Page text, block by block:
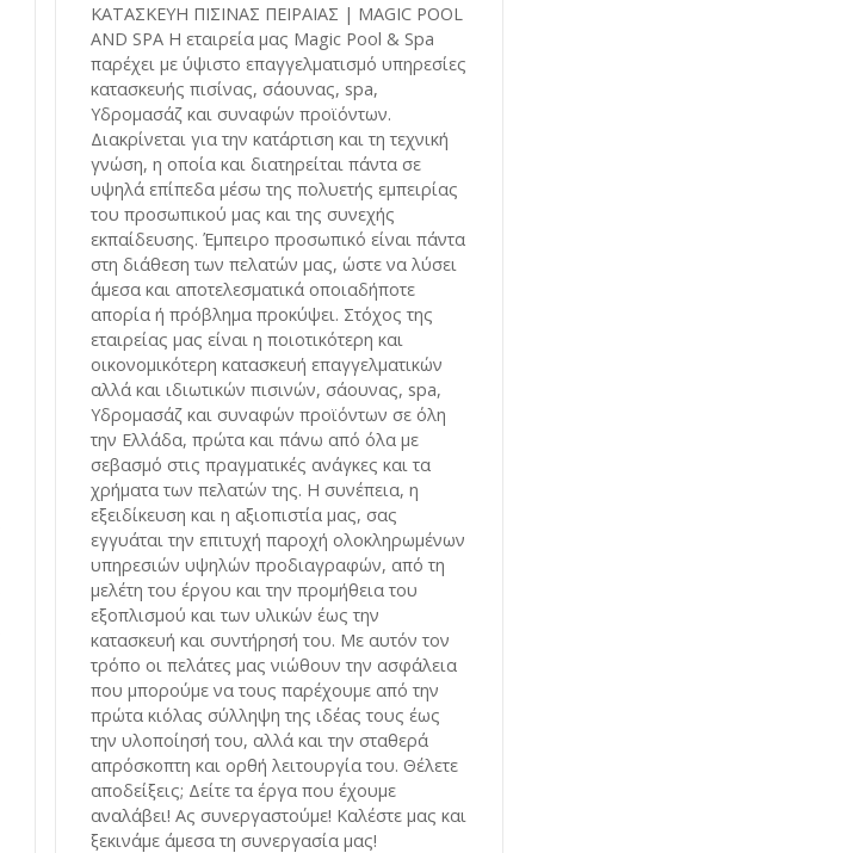
ΚΑΤΑΣΚΕΥΗ ΠΙΣΙΝΑΣ ΠΕΙΡΑΙΑΣ | MAGIC POOL
AND SPA Η εταιρεία μας Magic Pool & Spa
παρέχει με ύψιστο επαγγελματισμό υπηρεσίες
κατασκευής πισίνας, σάουνας, spa,
Υδρομασάζ και συναφών προϊόντων.
Διακρίνεται για την κατάρτιση και τη τεχνική
γνώση, η οποία και διατηρείται πάντα σε
υψηλά επίπεδα μέσω της πολυετής εμπειρίας
του προσωπικού μας και της συνεχής
εκπαίδευσης. Έμπειρο προσωπικό είναι πάντα
στη διάθεση των πελατών μας, ώστε να λύσει
άμεσα και αποτελεσματικά οποιαδήποτε
απορία ή πρόβλημα προκύψει. Στόχος της
εταιρείας μας είναι η ποιοτικότερη και
οικονομικότερη κατασκευή επαγγελματικών
αλλά και ιδιωτικών πισινών, σάουνας, spa,
Υδρομασάζ και συναφών προϊόντων σε όλη
την Ελλάδα, πρώτα και πάνω από όλα με
σεβασμό στις πραγματικές ανάγκες και τα
χρήματα των πελατών της. Η συνέπεια, η
εξειδίκευση και η αξιοπιστία μας, σας
εγγυάται την επιτυχή παροχή ολοκληρωμένων
υπηρεσιών υψηλών προδιαγραφών, από τη
μελέτη του έργου και την προμήθεια του
εξοπλισμού και των υλικών έως την
κατασκευή και συντήρησή του. Με αυτόν τον
τρόπο οι πελάτες μας νιώθουν την ασφάλεια
που μπορούμε να τους παρέχουμε από την
πρώτα κιόλας σύλληψη της ιδέας τους έως
την υλοποίησή του, αλλά και την σταθερά
απρόσκοπτη και ορθή λειτουργία του. Θέλετε
αποδείξεις; Δείτε τα έργα που έχουμε
αναλάβει! Ας συνεργαστούμε! Καλέστε μας και
ξεκινάμε άμεσα τη συνεργασία μας!